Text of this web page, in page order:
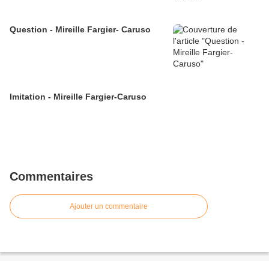
Question - Mireille Fargier- Caruso
Imitation - Mireille Fargier-Caruso
Commentaires
Ajouter un commentaire